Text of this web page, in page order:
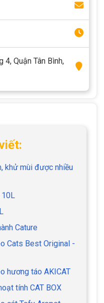
Chính sách bảo mật
đổi trả
khử mùi được nhiều
10L
Cature
Cats Best Original -
hương táo AKICAT
tính CAT BOX
Quận Tân Bình,